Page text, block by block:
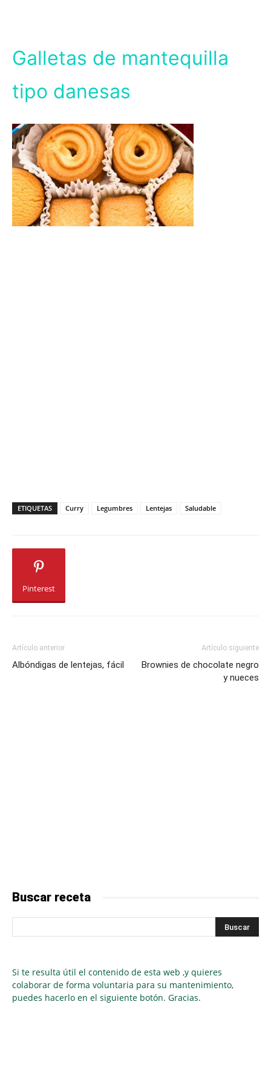
Galletas de mantequilla
tipo danesas
ETIQUETAS Curry Legumbres Lentejas Saludable
Pinterest
Artículo anterior
Albóndigas de lentejas, fácil
Artículo siguiente
Brownies de chocolate negro
y nueces
Buscar receta
Si te resulta útil el contenido de esta web ,y quieres
colaborar de forma voluntaria para su mantenimiento,
puedes hacerlo en el siguiente botón. Gracias.